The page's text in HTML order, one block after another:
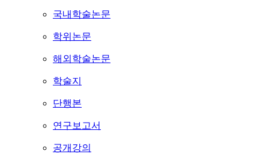
국내학술논문
학위논문
해외학술논문
학술지
단행본
연구보고서
공개강의